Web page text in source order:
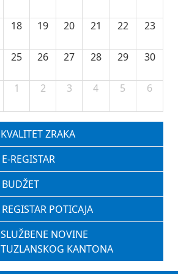
18 19 20 21 22 23
25 26 27 28 29 30
1 2 3 4 5 6
KVALITET ZRAKA
E-REGISTAR
BUDŽET
REGISTAR POTICAJA
SLUŽBENE NOVINE
TUZLANSKOG KANTONA